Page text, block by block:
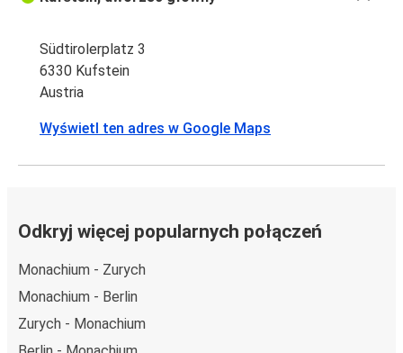
Südtirolerplatz 3
6330 Kufstein
Austria
Wyświetl ten adres w Google Maps
Odkryj więcej popularnych połączeń
Monachium - Zurych
Monachium - Berlin
Zurych - Monachium